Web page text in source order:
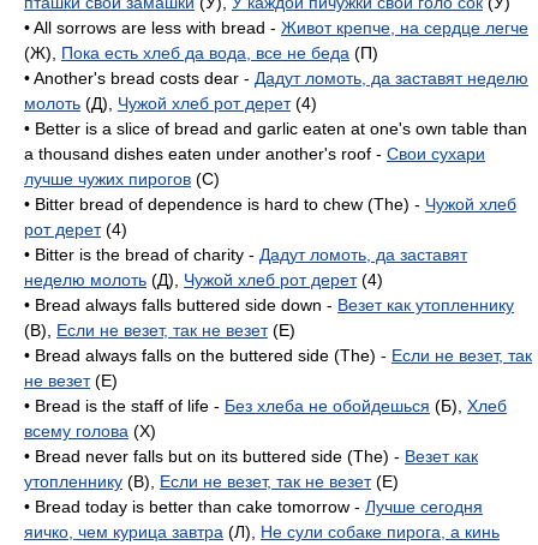
• All sorrows are less with bread - Живот крепче, на сердце легче
(Ж), Пока есть хлеб да вода, все не беда (П)
• Another's bread costs dear - Дадут ломоть, да заставят неделю
молоть (Д), Чужой хлеб рот дерет(4)
• Better is a slice of bread and garlic eaten at one's own table than
a thousand dishes eaten under another's roof - Свои сухари
лучше чужих пирогов (C)
• Bitter bread of dependence is hard to chew (The) - Чужой хлеб
рот дерет(4)
• Bitter is the bread of charity - Дадут ломоть, да заставят
неделю молоть (Д), Чужой хлеб рот дерет(4)
• Bread always falls buttered side down - Везет как утопленнику
(B), Если не везет, так не везет(E)
• Bread always falls on the buttered side (The) - Если не везет, так
не везет(E)
• Bread is the staff of life - Без хлеба не обойдешься (Б), Хлеб
всему голова (X)
• Bread never falls but on its buttered side (The) - Везет как
утопленнику (B), Если не везет, так не везет(E)
• Bread today is better than cake tomorrow - Лучше сегодня
яичко, чем курица завтра (Л), Не сули собаке пирога, а кинь